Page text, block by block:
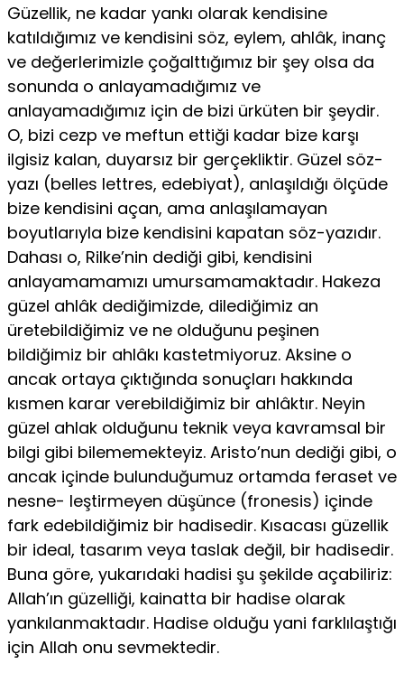
Güzellik, ne kadar yankı olarak kendisine
katıldığımız ve kendisini söz, eylem, ahlâk, inanç
ve değerlerimizle çoğalttığımız bir şey olsa da
sonunda o anlayamadığımız ve
anlayamadığımız için de bizi ürküten bir şeydir.
O, bizi cezp ve meftun ettiği kadar bize karşı
ilgisiz kalan, duyarsız bir gerçekliktir. Güzel söz-
yazı (belles lettres, edebiyat), anla­şıldığı ölçüde
bize kendisini açan, ama anlaşılamayan
boyutlarıyla bize kendisini kapatan söz-yazıdır.
Dahası o, Rilke’nin dediği gibi, kendisini
anlayamamamızı umursamamaktadır. Hakeza
güzel ahlâk dediğimizde, dilediğimiz an
üretebildiğimiz ve ne olduğunu peşinen
bildiğimiz bir ahlâkı kastetmiyoruz. Aksine o
ancak ortaya çıktığında sonuçları hak­kında
kısmen karar verebildiğimiz bir ahlâktır. Neyin
güzel ahlak ol­duğunu teknik veya kavramsal bir
bilgi gibi bilememekteyiz. Aristo’nun dediği gibi, o
ancak içinde bulunduğumuz ortamda feraset ve
nesne- leştirmeyen düşünce (fronesis) içinde
fark edebildiğimiz bir hadisedir. Kısacası güzellik
bir ideal, tasarım veya taslak değil, bir hadisedir.
Buna göre, yukarıdaki hadisi şu şekilde açabiliriz:
Allah’ın güzelliği, kainatta bir hadise olarak
yankılanmaktadır. Hadise olduğu yani farklılaştığı
için Allah onu sevmektedir.